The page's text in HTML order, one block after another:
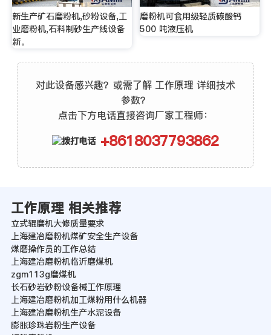
新生产矿石磨粉机,砂粉设备,工
业磨粉机,石料制砂生产线设备
新。
磨粉机可食用级轻质碳酸钙
500 吨液压机
对此设备感兴趣？或需了解 工作原理 详细技术
参数？
点击下方电话直接咨询厂家工程师：
+8618037793862
工作原理 相关推荐
立式辊磨机大修质量要求
上海建冶磨粉机煤矿安全生产设备
煤磨操作员的工作总结
上海建冶磨粉机临沂磨煤机
zgm113g磨煤机
长石砂岩砂粉设备械工作原理
上海建冶磨粉机加工煤粉用什么机器
上海建冶磨粉机生产水泥设备
膨胀珍珠岩粉生产设备